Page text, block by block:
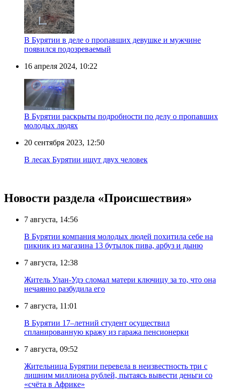
В Бурятии в деле о пропавших девушке и мужчине
появился подозреваемый
16 апреля 2024, 10:22
В Бурятии раскрыты подробности по делу о пропавших
молодых людях
20 сентября 2023, 12:50
В лесах Бурятии ищут двух человек
Новости раздела «Происшествия»
7 августа, 14:56
В Бурятии компания молодых людей похитила себе на
пикник из магазина 13 бутылок пива, арбуз и дыню
7 августа, 12:38
Житель Улан-Удэ сломал матери ключицу за то, что она
нечаянно разбудила его
7 августа, 11:01
В Бурятии 17–летний студент осуществил
спланированную кражу из гаража пенсионерки
7 августа, 09:52
Жительница Бурятии перевела в неизвестность три с
лишним миллиона рублей, пытаясь вывести деньги со
«счёта в Африке»